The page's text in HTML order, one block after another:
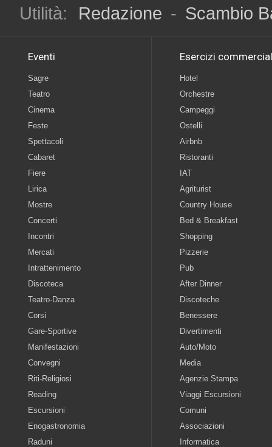
Utilità:
Redazione - Scambio
Eventi
Sagre
Teatro
Cinema
Feste
Spettacoli
Cabaret
Fiere
Lirica
Mostre
Concerti
Incontri
Mercati
Intrattenimento
Discoteca
Teatro-Danza
Corsi
Gare-Sportive
Manifestazioni
Convegni
Riti-Religiosi
Reading
Escursioni
Enogastronomia
Raduni
Esercizi
Hotel
Orchestre
Campeggi
Ostelli
Airbnb
Ristoranti
IAT
Agriturist
Country House
Bed & Breakfast
Shopping
Pizzerie
Pub
After Dinner
Discoteche
Benessere
Divertimenti
Auto/Moto
Media
Agenzie Stampa
Viaggi Escursioni
Comuni
Associazioni
Informatica